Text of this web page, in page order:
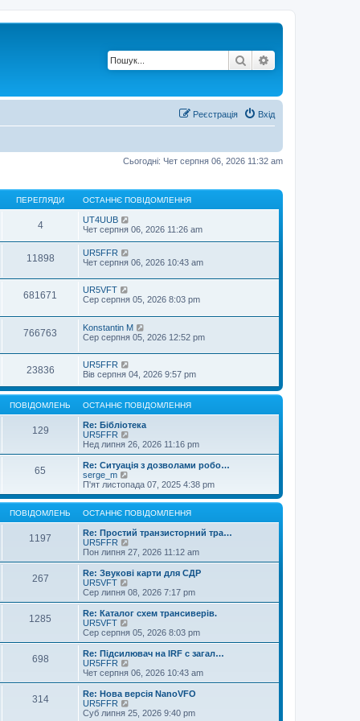
Пошук
Вхід
Реєстрація
Сьогодні: Чет серпня 06, 2026 11:32 am
ПЕРЕГЛЯДИ ОСТАННЄ ПОВІДОМЛЕННЯ
4
UT4UUB
Чет серпня 06, 2026 11:26 am
11898
UR5FFR
Чет серпня 06, 2026 10:43 am
681671
UR5VFT
Сер серпня 05, 2026 8:03 pm
766763
Konstantin M
Сер серпня 05, 2026 12:52 pm
23836
UR5FFR
Вів серпня 04, 2026 9:57 pm
ПОВІДОМЛЕНЬ ОСТАННЄ ПОВІДОМЛЕННЯ
129
Re: Бібліотека
UR5FFR
е
р
е
г
л
я
н
у
т
и
с
т
а
н
н
є
о
в
і
д
о
л
е
н
я
Нед липня 26, 2026 11:16 pm
65
Re: Ситуація з дозволами робо…
serge_m
е
р
е
г
л
я
у
т
и
с
т
а
н
н
є
о
в
д
о
л
П'ят листопада 07, 2025 4:38 pm
ПОВІДОМЛЕНЬ ОСТАННЄ ПОВІДОМЛЕННЯ
1197
Re: Простий транзисторний тра…
UR5FFR
е
р
е
л
я
н
у
т
и
с
т
а
н
н
п
Пон липня 27, 2026 11:12 am
267
Re: Звукові карти для СДР
UR5VFT
е
р
е
л
я
н
у
т
и
с
т
а
Сер липня 08, 2026 7:17 pm
1285
Re: Каталог схем трансиверів.
UR5VFT
е
р
е
л
я
н
у
т
и
Сер серпня 05, 2026 8:03 pm
698
Re: Підсилювач на IRF с загал…
UR5FFR
е
р
е
л
Чет серпня 06, 2026 10:43 am
314
Re: Нова версія NanoVFO
UR5FFR
е
Суб липня 25, 2026 9:40 pm